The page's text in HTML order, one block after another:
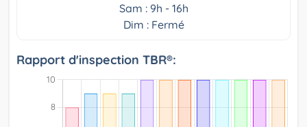
Sam : 9h - 16h
Dim : Fermé
Rapport d'inspection TBR®: